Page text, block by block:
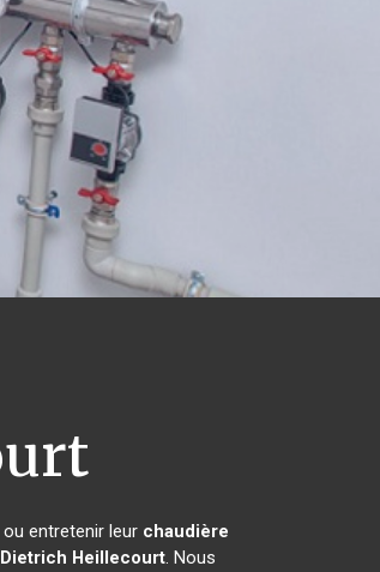
entretenir leur chaudière
Heillecourt. Nous